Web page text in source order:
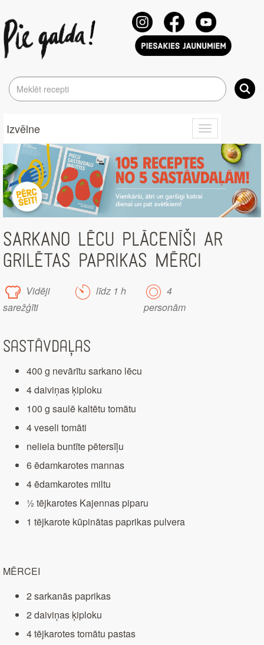
Toggle
navigation
Izvēlne
SARKANO LĒCU PLĀCENĪŠI AR
GRILĒTAS PAPRIKAS MĒRCI
Vidēji
sarežģīti
līdz 1 h
4
personām
Sastāvdaļas
400 g nevārītu sarkano lēcu
4 daiviņas ķiploku
100 g saulē kaltētu tomātu
4 veseli tomāti
neliela buntīte pētersīļu
6 ēdamkarotes mannas
4 ēdamkarotes miltu
½ tējkarotes Kajennas piparu
1 tējkarote kūpinātas paprikas pulvera
MĒRCEI
2 sarkanās paprikas
2 daiviņas ķiploku
4 tējkarotes tomātu pastas